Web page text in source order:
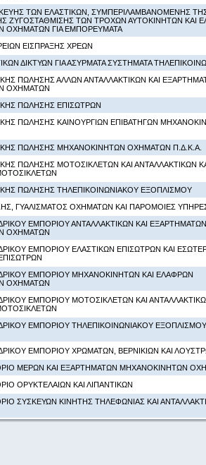
ΤΩΝ ΕΛΑΣΤΙΚΩΝ, ΣΥΜΠΕΡΙΛΑΜΒΑΝΟΜΕΝΗΣ
ΖΥΓΟΣΤΑΘΜΙΣΗΣ ΤΩΝ ΤΡΟΧΩΝ ΑΥΤΟΚΙΝΗΤΩΝ ΚΑΙ
ΟΧΗΜΑΤΩΝ ΓΙΑ ΕΜΠΟΡΕΥΜΑΤΑ
ΕΙΣΠΡΑΞΗΣ ΧΡΕΩΝ
ΔΙΚΤΥΩΝ ΓΙΑ ΑΣΥΡΜΑΤΑ ΣΥΣΤΗΜΑΤΑ
ΠΩΛΗΣΗΣ ΑΛΛΩΝ ΑΝΤΑΛΛΑΚΤΙΚΩΝ ΚΑΙ
ΟΧΗΜΑΤΩΝ
ΠΩΛΗΣΗΣ ΕΠΙΣΩΤΡΩΝ
ΠΩΛΗΣΗΣ ΚΑΙΝΟΥΡΓΙΩΝ ΕΠΙΒΑΤΗΓΩΝ
ΠΩΛΗΣΗΣ ΜΗΧΑΝΟΚΙΝΗΤΩΝ ΟΧΗΜΑΤΩΝ Π.Δ.Κ.Α.
ΠΩΛΗΣΗΣ ΜΟΤΟΣΙΚΛΕΤΩΝ ΚΑΙ ΑΝΤΑΛΛΑΚΤΙΚΩΝ
ΠΩΛΗΣΗΣ ΤΗΛΕΠΙΚΟΙΝΩΝΙΑΚΟΥ ΕΞΟΠΛΙΣΜΟΥ
ΓΥΑΛΙΣΜΑΤΟΣ ΟΧΗΜΑΤΩΝ ΚΑΙ ΠΑΡΟΜΟΙΕΣ
ΕΜΠΟΡΙΟΥ ΑΝΤΑΛΛΑΚΤΙΚΩΝ ΚΑΙ
ΟΧΗΜΑΤΩΝ
ΕΜΠΟΡΙΟΥ ΕΛΑΣΤΙΚΩΝ ΕΠΙΣΩΤΡΩΝ ΚΑΙ
ΕΜΠΟΡΙΟΥ ΜΗΧΑΝΟΚΙΝΗΤΩΝ ΚΑΙ ΕΛΑΦΡΩΝ
ΟΧΗΜΑΤΩΝ
ΕΜΠΟΡΙΟΥ ΜΟΤΟΣΙΚΛΕΤΩΝ ΚΑΙ
ΕΜΠΟΡΙΟΥ ΤΗΛΕΠΙΚΟΙΝΩΝΙΑΚΟΥ ΕΞΟΠΛΙΣΜΟΥ
ΕΜΠΟΡΙΟΥ ΧΡΩΜΑΤΩΝ, ΒΕΡΝΙΚΙΩΝ ΚΑΙ
ΜΕΡΩΝ ΚΑΙ ΕΞΑΡΤΗΜΑΤΩΝ ΜΗΧΑΝΟΚΙΝΗΤΩΝ
ΟΡΥΚΤΕΛΑΙΩΝ ΚΑΙ ΛΙΠΑΝΤΙΚΩΝ
ΣΥΣΚΕΥΩΝ ΚΙΝΗΤΗΣ ΤΗΛΕΦΩΝΙΑΣ ΚΑΙ